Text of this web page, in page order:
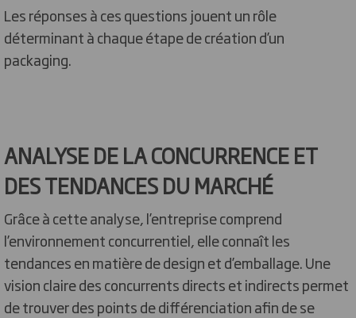
Les réponses à ces questions jouent un rôle
déterminant à chaque étape de création d’un
packaging.
ANALYSE DE LA CONCURRENCE ET
DES TENDANCES DU MARCHÉ
Grâce à cette analyse, l’entreprise comprend
l’environnement concurrentiel, elle connaît les
tendances en matière de design et d’emballage. Une
vision claire des concurrents directs et indirects permet
de trouver des points de différenciation afin de se